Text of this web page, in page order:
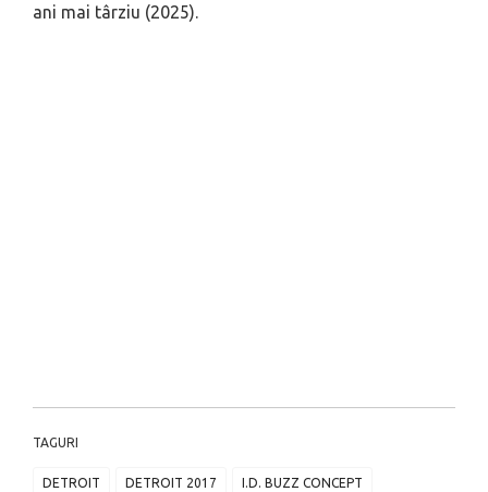
ani mai târziu (2025).
TAGURI
DETROIT DETROIT 2017 I.D. BUZZ CONCEPT